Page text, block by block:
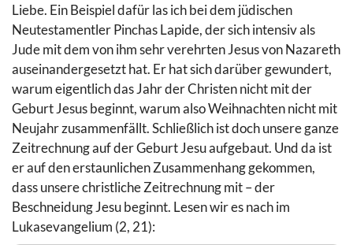
Liebe. Ein Beispiel dafür las ich bei dem jüdischen
Neutestamentler Pinchas Lapide, der sich intensiv als
Jude mit dem von ihm sehr verehrten Jesus von Nazareth
auseinandergesetzt hat. Er hat sich darüber gewundert,
warum eigentlich das Jahr der Christen nicht mit der
Geburt Jesus beginnt, warum also Weihnachten nicht mit
Neujahr zusammenfällt. Schließlich ist doch unsere ganze
Zeitrechnung auf der Geburt Jesu aufgebaut. Und da ist
er auf den erstaunlichen Zusammenhang gekommen,
dass unsere christliche Zeitrechnung mit – der
Beschneidung Jesu beginnt. Lesen wir es nach im
Lukasevangelium (2, 21):